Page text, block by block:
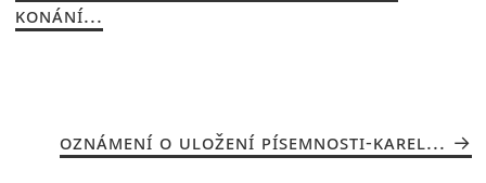
KONÁNÍ...
OZNÁMENÍ O ULOŽENÍ PÍSEMNOSTI-KAREL...